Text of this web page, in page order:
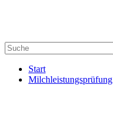
Start
Milchleistungsprüfung